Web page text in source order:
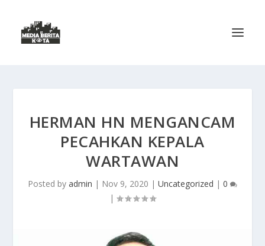
HERMAN HN MENGANCAM
PECAHKAN KEPALA
WARTAWAN
Posted by admin | Nov 9, 2020 | Uncategorized | 0
|